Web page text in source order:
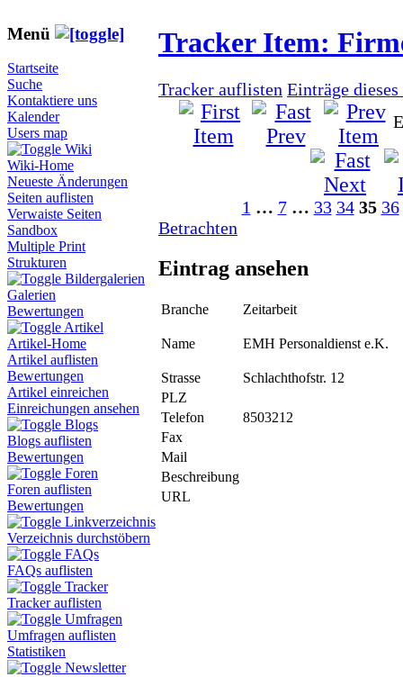
Menü
Startseite
Suche
Kontaktiere uns
Kalender
Users map
Wiki
Wiki-Home
Neueste Änderungen
Seiten auflisten
Verwaiste Seiten
Sandbox
Multiple Print
Strukturen
Bildergalerien
Galerien
Bewertungen
Artikel
Artikel-Home
Artikel auflisten
Bewertungen
Artikel einreichen
Einreichungen ansehen
Blogs
Blogs auflisten
Bewertungen
Foren
Foren auflisten
Bewertungen
Linkverzeichnis
Verzeichnis durchstöbern
FAQs
FAQs auflisten
Tracker
Tracker auflisten
Umfragen
Umfragen auflisten
Statistiken
Newsletter
Tracker Item:
Tracker auflisten Einträge dieses
1 … 7 … 33 34 35 36
Betrachten
Eintrag ansehen
Branche Zeitarbeit
Name EMH Personaldienst e.K.
Strasse
Schlachthofstr. 12
PLZ
Telefon
8503212
Fax
Mail
Beschreibung
URL